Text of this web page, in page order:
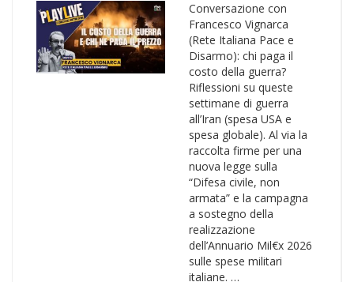
Conversazione con
Francesco Vignarca
(Rete Italiana Pace e
Disarmo): chi paga il
costo della guerra?
Riflessioni su queste
settimane di guerra
all’Iran (spesa USA e
spesa globale). Al via la
raccolta firme per una
nuova legge sulla
“Difesa civile, non
armata” e la campagna
a sostegno della
realizzazione
dell’Annuario Mil€x 2026
sulle spese militari
italiane. …